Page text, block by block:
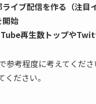
イブ配信を作る（注目
開始
再生数トップや
考程度に考えてくだ
ださい。